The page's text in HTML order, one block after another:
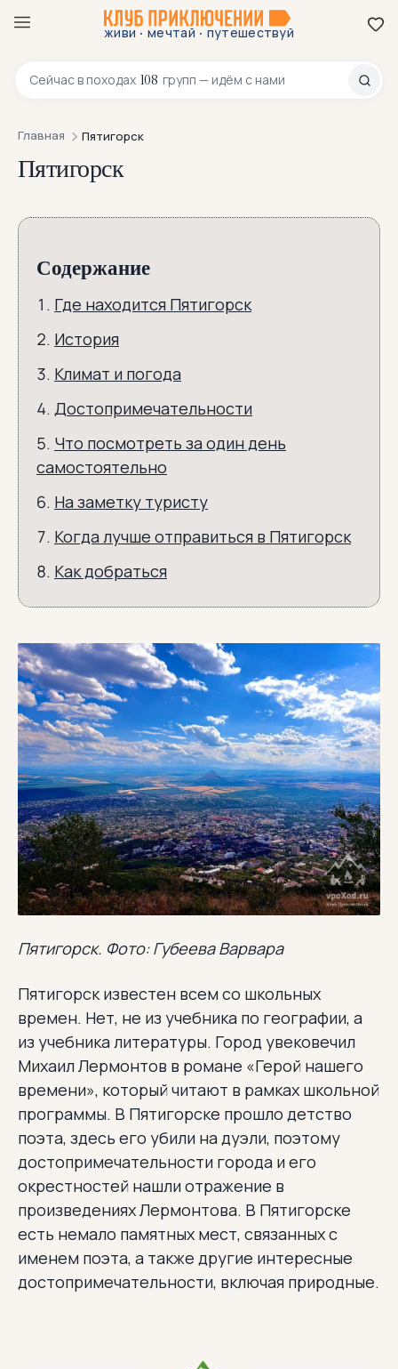
живи · мечтай · путешествуй
Сейчас в походах 108 групп — идём с нами
8 800 200-70-23
Главная Пятигорск
Пятигорск
Содержание
Где находится Пятигорск
История
Климат и погода
Достопримечательности
Что посмотреть за один день
самостоятельно
На заметку туристу
Когда лучше отправиться в Пятигорск
Как добраться
Пятигорск. Фото: Губеева Варвара
Пятигорск известен всем со школьных
времен. Нет, не из учебника по географии, а
из учебника литературы. Город увековечил
Михаил Лермонтов в романе «Герой нашего
времени», который читают в рамках школьной
программы. В Пятигорске прошло детство
поэта, здесь его убили на дуэли, поэтому
достопримечательности города и его
окрестностей нашли отражение в
произведениях Лермонтова. В Пятигорске
есть немало памятных мест, связанных с
именем поэта, а также другие интересные
достопримечательности, включая природные.